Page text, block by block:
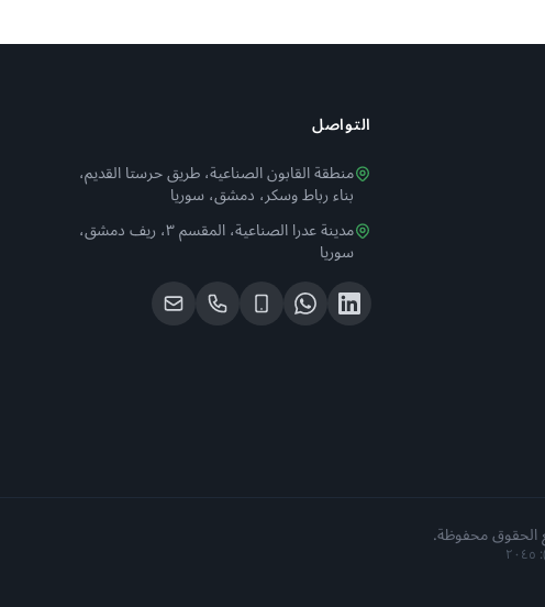
التواصل
منطقة القابون الصناعية، طريق حرستا القديم،
بناء رباط وسكر، دمشق، سوريا
مدينة عدرا الصناعية، المقسم ٣، ريف دمشق،
سوريا
الحقوق محفوظة.